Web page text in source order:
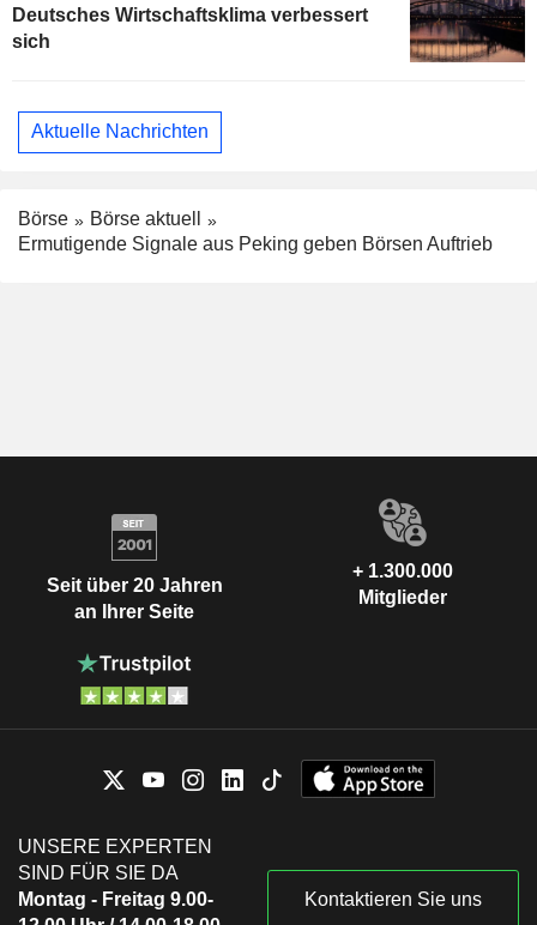
Deutsches Wirtschaftsklima verbessert
sich
Aktuelle Nachrichten
Börse
Börse aktuell
Ermutigende Signale aus Peking geben Börsen Auftrieb
Seit über 20 Jahren
an Ihrer Seite
+ 1.300.000
Mitglieder
UNSERE EXPERTEN
SIND FÜR SIE DA
Montag - Freitag 9.00-
Kontaktieren Sie uns